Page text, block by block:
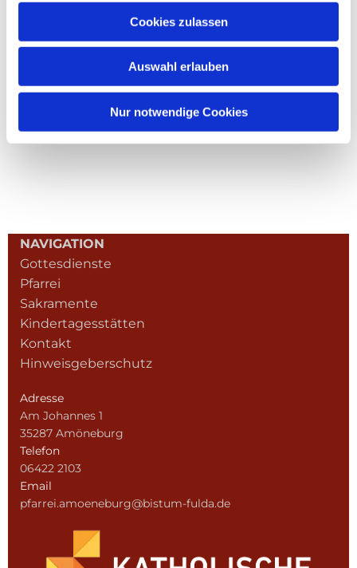
Cookies zulassen
Auswahl erlauben
Nur notwendige Cookies
NAVIGATION
Gottesdienste
Pfarrei
Sakramente
Kindertagesstätten
Kontakt
Hinweisgeberschutz
Adresse
Am Johannes 1
35287 Amöneburg
Telefon
06422 2103
Email
pfarrei.amoeneburg@bistum-fulda.de